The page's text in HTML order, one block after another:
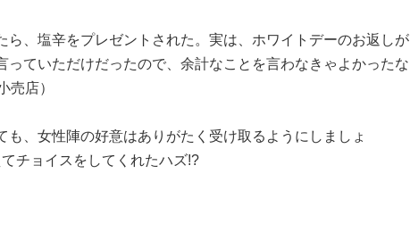
ら、塩辛をプレゼントされた。実は、ホワイトデーのお返しが
っていただけだったので、余計なことを言わなきゃよかったな
売店）
も、女性陣の好意はありがたく受け取るようにしましょ
チョイスをしてくれたハズ!?